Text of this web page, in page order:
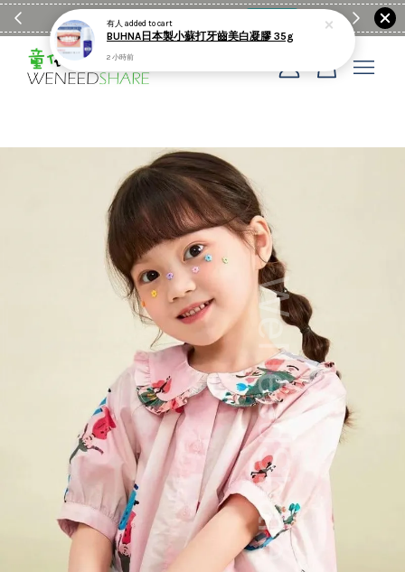
滿$1990送日亞麻棉簡約餐墊 童裝
您的購物車目前還是空的。
繼續購物
有人 added to cart
BUHNA日本製小蘇打牙齒美白凝膠 35g
2 小時前